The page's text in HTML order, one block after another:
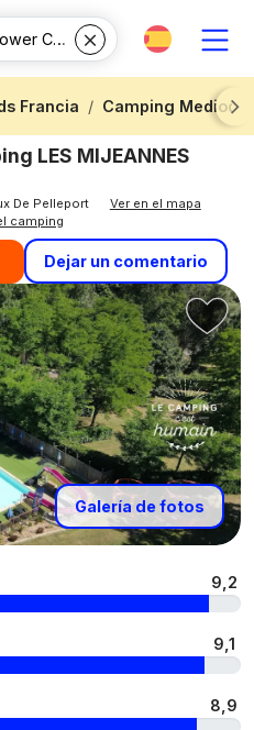
Francia
Camping
Next
LES MIJEANNES
De Pelleport
Ver en el mapa
camping
Dejar un comentario
Galería de fotos
9,2
9,1
8,9